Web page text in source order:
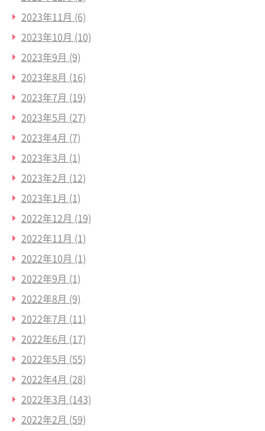
2023年11月 (6)
2023年10月 (10)
2023年9月 (9)
2023年8月 (16)
2023年7月 (19)
2023年5月 (27)
2023年4月 (7)
2023年3月 (1)
2023年2月 (12)
2023年1月 (1)
2022年12月 (19)
2022年11月 (1)
2022年10月 (1)
2022年9月 (1)
2022年8月 (9)
2022年7月 (11)
2022年6月 (17)
2022年5月 (55)
2022年4月 (28)
2022年3月 (143)
2022年2月 (59)